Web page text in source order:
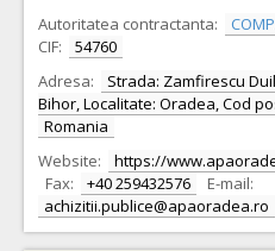
Autoritatea contractanta:
CIF:
54760
Adresa:
Strada: Zamfirescu
Bihor, Localitate: Oradea, Cod
Romania
Website:
https://
Fax:
+40 259432576
E-mail:
achizitii.publice@apaoradea.ro